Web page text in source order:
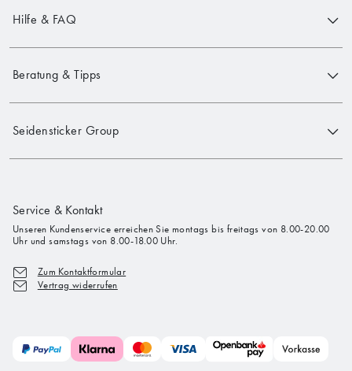
Hilfe & FAQ
Beratung & Tipps
Seidensticker Group
Service & Kontakt
Unseren Kundenservice erreichen Sie montags bis freitags von 8.00-20.00
Uhr und samstags von 8.00-18.00 Uhr.
Zum Kontaktformular
Vertrag widerrufen